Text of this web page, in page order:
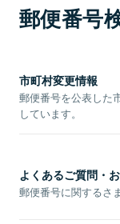
郵便番号
市町村変更情報
郵便番号を公表した
しています。
よくあるご質問・
郵便番号に関するさ